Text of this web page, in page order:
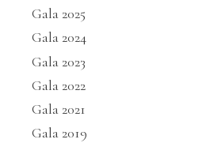
Gala 2025
Gala 2024
Gala 2023
Gala 2022
Gala 2021
Gala 2019